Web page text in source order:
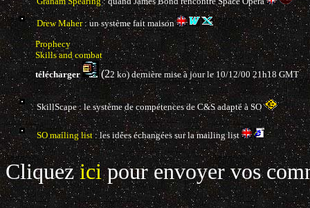
Drew Maher: un système fait maison
Prophecy
Skills and combat
télécharger
(22 ko) dernière mise à jour le 10/12/00 21h18 GMT
SkillScape : le système de compétences de C&S adapté à SO
SO mailing list : les idées échangées sur la mailing list
Cliquezicipour envoyer vos